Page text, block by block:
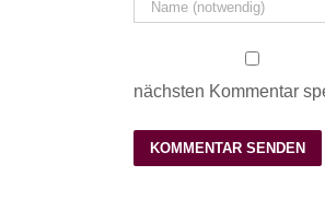
nächsten Kommentar